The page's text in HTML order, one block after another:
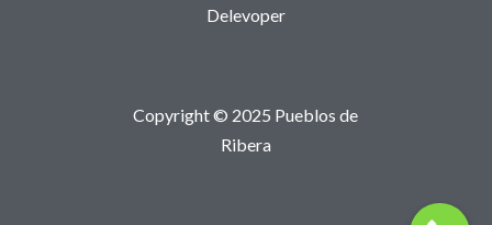
Delevoper
Copyright © 2025 Pueblos de
Ribera